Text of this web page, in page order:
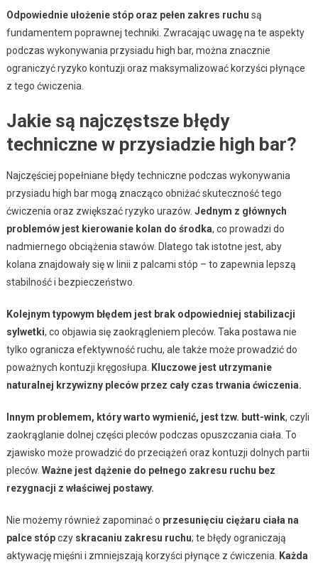
Odpowiednie ułożenie stóp oraz pełen zakres ruchu są
fundamentem poprawnej techniki. Zwracając uwagę na te aspekty
podczas wykonywania przysiadu high bar, można znacznie
ograniczyć ryzyko kontuzji oraz maksymalizować korzyści płynące
z tego ćwiczenia.
Jakie są najczęstsze błędy
techniczne w przysiadzie high bar?
Najczęściej popełniane błędy techniczne podczas wykonywania
przysiadu high bar mogą znacząco obniżać skuteczność tego
ćwiczenia oraz zwiększać ryzyko urazów. Jednym z głównych
problemów jest kierowanie kolan do środka, co prowadzi do
nadmiernego obciążenia stawów. Dlatego tak istotne jest, aby
kolana znajdowały się w linii z palcami stóp – to zapewnia lepszą
stabilność i bezpieczeństwo.
Kolejnym typowym błędem jest brak odpowiedniej stabilizacji
sylwetki, co objawia się zaokrągleniem pleców. Taka postawa nie
tylko ogranicza efektywność ruchu, ale także może prowadzić do
poważnych kontuzji kręgosłupa.
Kluczowe jest utrzymanie
naturalnej krzywizny pleców przez cały czas trwania ćwiczenia.
Innym problemem, który warto wymienić, jest tzw. butt-wink, czyli
zaokrąglanie dolnej części pleców podczas opuszczania ciała. To
zjawisko może prowadzić do przeciążeń oraz kontuzji dolnych partii
pleców. Ważne jest dążenie do pełnego zakresu ruchu bez
rezygnacji z właściwej postawy.
Nie możemy również zapominać o przesunięciu ciężaru ciała na
palce stópczy skracaniu zakresu ruchu; te błędy ograniczają
aktywację mięśni i zmniejszają korzyści płynące z ćwiczenia.
Każda